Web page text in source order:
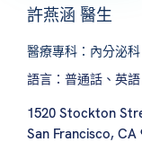
許燕涵 醫生
醫療專科：內分泌科
語言：普通話、英語
1520 Stockton
San Francisco, CA